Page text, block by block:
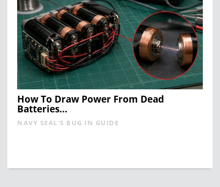
How To Draw Power From Dead
Batteries…
NAVY SEAL'S BUG IN GUIDE